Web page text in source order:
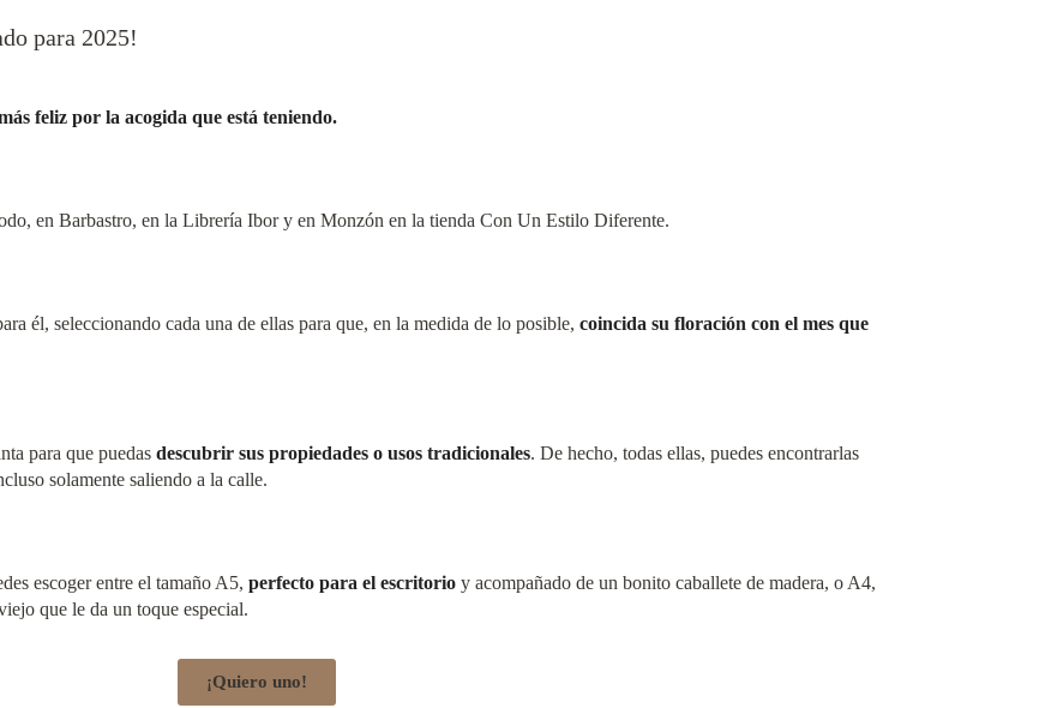
para 2025!
feliz por la acogida que está teniendo.
en Barbastro, en la Librería Ibor y en Monzón en la tienda Con Un Estilo Diferente.
él, seleccionando cada una de ellas para que, en la medida de lo posible, coincida su floración con el mes que
para que puedas descubrir sus propiedades o usos tradicionales. De hecho, todas ellas, puedes encontrarlas
solamente saliendo a la calle.
escoger entre el tamaño A5, perfecto para el escritorio y acompañado de un bonito caballete de madera, o A4,
que le da un toque especial.
¡Quiero uno!